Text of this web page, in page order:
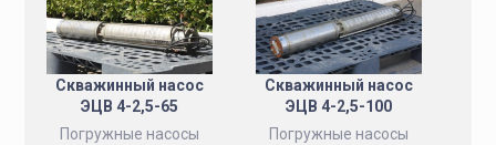
Скважинный насос
ЭЦВ 4-2,5-65
Погружные насосы
Скважинный насос
ЭЦВ 4-2,5-100
Погружные насосы